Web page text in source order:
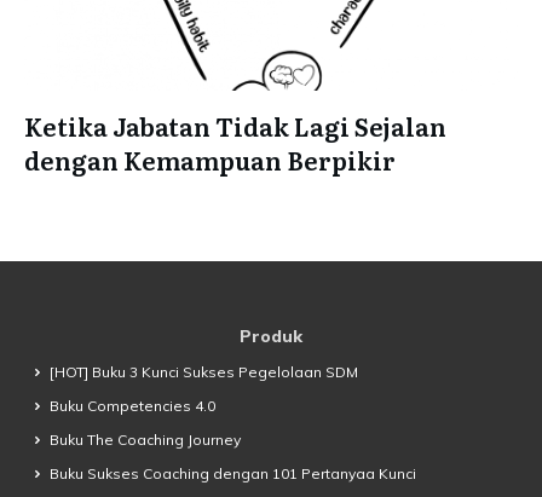
Ketika Jabatan Tidak Lagi Sejalan
dengan Kemampuan Berpikir
Produk
[HOT] Buku 3 Kunci Sukses Pegelolaan SDM
Buku Competencies 4.0
Buku The Coaching Journey
Buku Sukses Coaching dengan 101 Pertanyaa Kunci